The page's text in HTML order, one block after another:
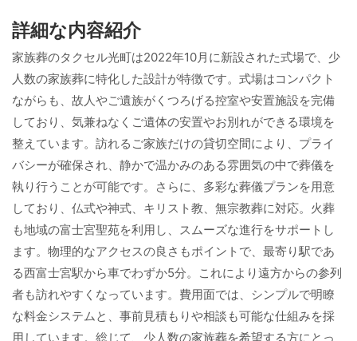
詳細な内容紹介
家族葬のタクセル光町は2022年10月に新設された式場で、少
人数の家族葬に特化した設計が特徴です。式場はコンパクト
ながらも、故人やご遺族がくつろげる控室や安置施設を完備
しており、気兼ねなくご遺体の安置やお別れができる環境を
整えています。訪れるご家族だけの貸切空間により、プライ
バシーが確保され、静かで温かみのある雰囲気の中で葬儀を
執り行うことが可能です。さらに、多彩な葬儀プランを用意
しており、仏式や神式、キリスト教、無宗教葬に対応。火葬
も地域の富士宮聖苑を利用し、スムーズな進行をサポートし
ます。物理的なアクセスの良さもポイントで、最寄り駅であ
る西富士宮駅から車でわずか5分。これにより遠方からの参列
者も訪れやすくなっています。費用面では、シンプルで明瞭
な料金システムと、事前見積もりや相談も可能な仕組みを採
用しています。総じて、少人数の家族葬を希望する方にとっ